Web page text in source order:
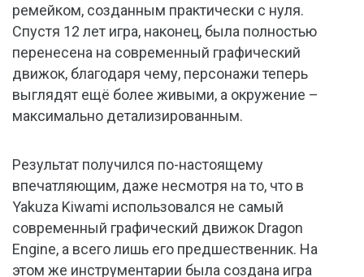
ремейком, созданным практически с нуля.
Спустя 12 лет игра, наконец, была полностью
перенесена на современный графический
движок, благодаря чему, персонажи теперь
выглядят ещё более живыми, а окружение –
максимально детализированным.
Результат получился по-настоящему
впечатляющим, даже несмотря на то, что в
Yakuza Kiwami использовался не самый
современный графический движок Dragon
Engine, а всего лишь его предшественник. На
этом же инструментарии была создана игра